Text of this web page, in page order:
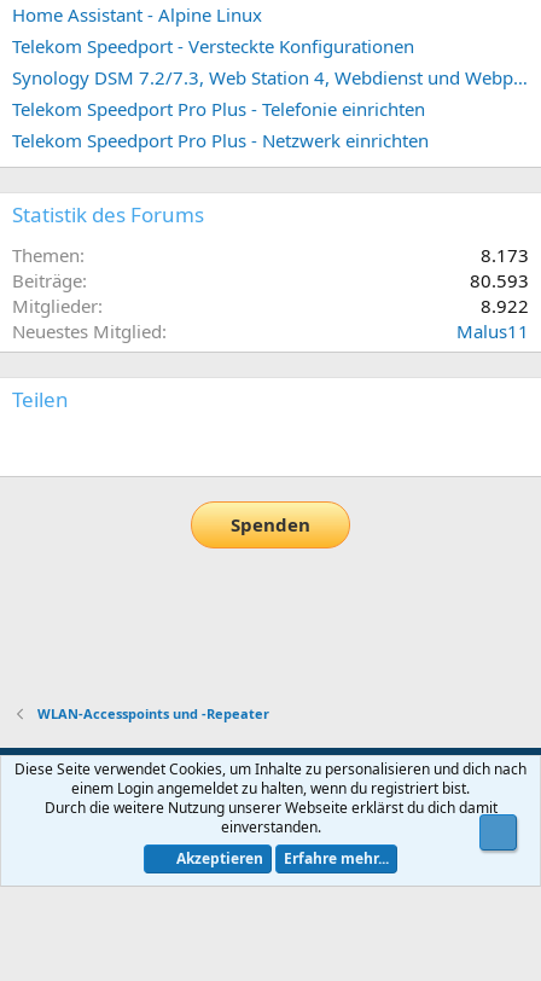
Home Assistant - Alpine Linux
Telekom Speedport - Versteckte Konfigurationen
Synology DSM 7.2/7.3, Web Station 4, Webdienst und Webportal erstellen (ehemals vHost)
Telekom Speedport Pro Plus - Telefonie einrichten
Telekom Speedport Pro Plus - Netzwerk einrichten
Statistik des Forums
Themen
8.173
Beiträge
80.593
Mitglieder
8.922
Neuestes Mitglied
Malus11
Teilen
Spenden
WLAN-Accesspoints und -Repeater
Default-Theme
Nutzungsbedingungen
Datenschutz Hilfe und Impressum Start
Community platform by XenForo® © 2010-2026 XenForo Ltd.
Diese Seite verwendet Cookies, um Inhalte zu personalisieren und dich nach
einem Login angemeldet zu halten, wenn du registriert bist.
Durch die weitere Nutzung unserer Webseite erklärst du dich damit
einverstanden.
Akzeptieren
Erfahre mehr...